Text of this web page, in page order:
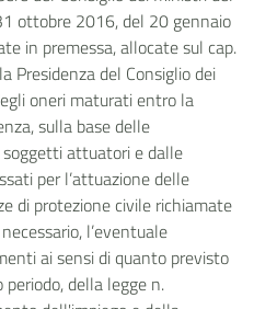
ottobre 2016, del 20 gennaio
in premessa, allocate sul cap.
Presidenza del Consiglio dei
oneri maturati entro la
sulla base delle
attuatori e dalle
per l’attuazione delle
di protezione civile richiamate
l’eventuale
ai sensi di quanto previsto
della legge n.